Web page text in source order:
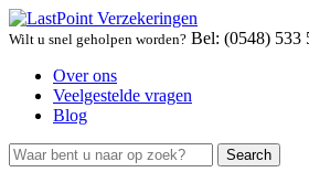
Wilt u snel geholpen worden? Bel: (0548) 533
Over ons
Veelgestelde vragen
Blog